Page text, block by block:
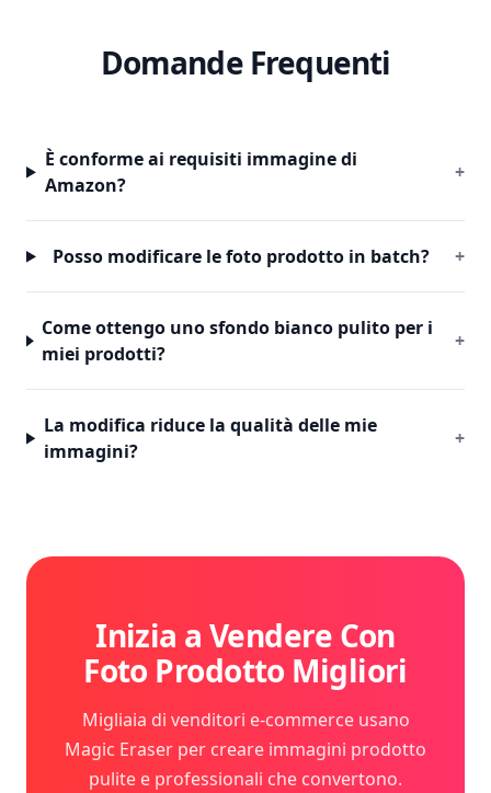
Domande Frequenti
È conforme ai requisiti immagine di
Amazon?
+
Posso modificare le foto prodotto in batch? +
Come ottengo uno sfondo bianco pulito per i
miei prodotti?
+
La modifica riduce la qualità delle mie
immagini?
+
Inizia a Vendere Con
Foto Prodotto Migliori
Migliaia di venditori e-commerce usano
Magic Eraser per creare immagini prodotto
pulite e professionali che convertono.